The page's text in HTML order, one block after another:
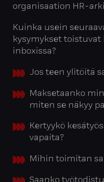
organisaation HR-
Kuinka usein
kysymykset
inboxissa?
Jos teen ylitöitä
Maksetaanko
miten se näkyy
Kertyykö
vapaita?
Mihin toimitan
Saanko